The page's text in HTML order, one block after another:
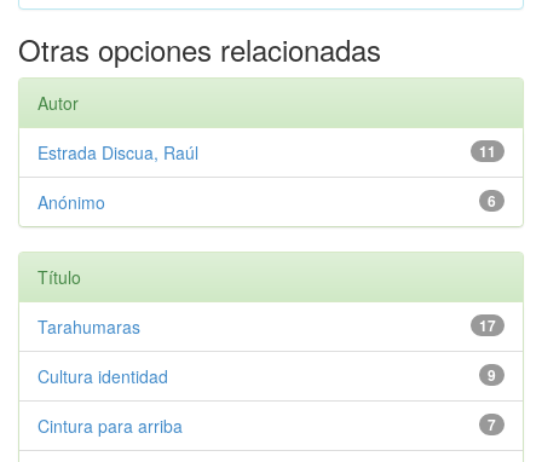
Otras opciones relacionadas
Autor
11
Estrada Discua, Raúl
6
Anónimo
Título
17
Tarahumaras
9
Cultura identidad
7
Cintura para arriba